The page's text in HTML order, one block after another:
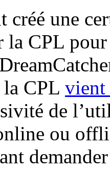
une
CPL pour
CPL vient
de
ou